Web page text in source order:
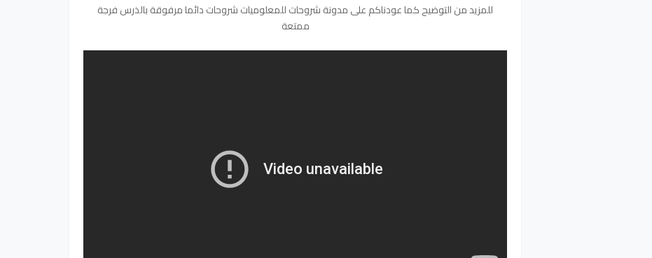
للمزيد من التوضيح كما عودناكم على مدونة شروحات للمعلوميات شروحات دائما مرفوقة بالذرس فرجة
ممتعة